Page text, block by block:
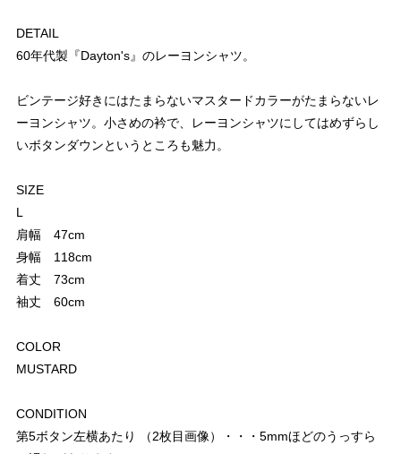
DETAIL
60年代製『Dayton's』のレーヨンシャツ。
ビンテージ好きにはたまらないマスタードカラーがたまらないレ
ーヨンシャツ。小さめの衿で、レーヨンシャツにしてはめずらし
いボタンダウンというところも魅力。
SIZE
L
肩幅 47cm
身幅 118cm
着丈 73cm
袖丈 60cm
COLOR
MUSTARD
CONDITION
第5ボタン左横あたり （2枚目画像）・・・5mmほどのうっすら